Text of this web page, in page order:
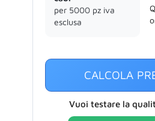
per 5000 pz iva
esclusa
CALCOLA
Vuoi testare la